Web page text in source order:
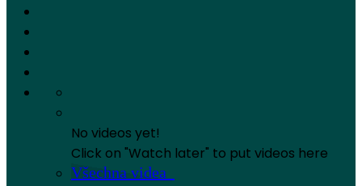
No videos yet!
Click on "Watch later" to put videos here
Všechna videa